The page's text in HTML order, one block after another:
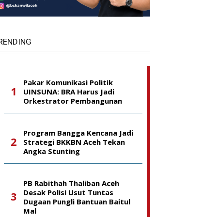
Pakar Komunikasi Politik
UINSUNA: BRA Harus Jadi
Orkestrator Pembangunan
Program Bangga Kencana Jadi
Strategi BKKBN Aceh Tekan
Angka Stunting
PB Rabithah Thaliban Aceh
Desak Polisi Usut Tuntas
Dugaan Pungli Bantuan Baitul
Mal